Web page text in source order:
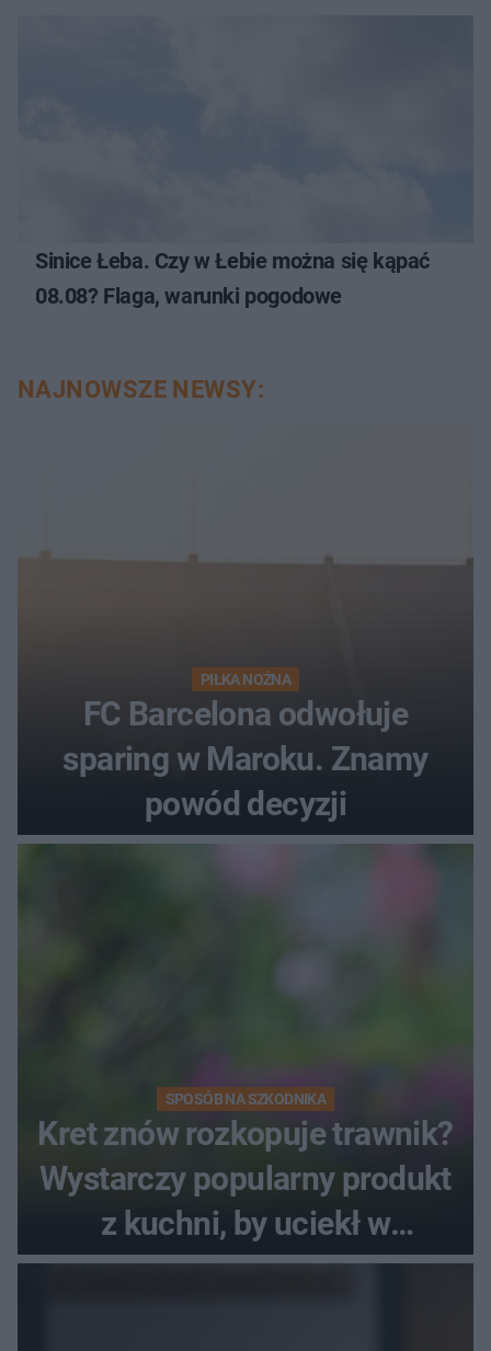
Sinice Łeba. Czy w Łebie można się kąpać
08.08? Flaga, warunki pogodowe
NAJNOWSZE NEWSY:
PIŁKA NOŻNA
FC Barcelona odwołuje
sparing w Maroku. Znamy
powód decyzji
SPOSÓB NA SZKODNIKA
Kret znów rozkopuje trawnik?
Wystarczy popularny produkt
z kuchni, by uciekł w
popłochu